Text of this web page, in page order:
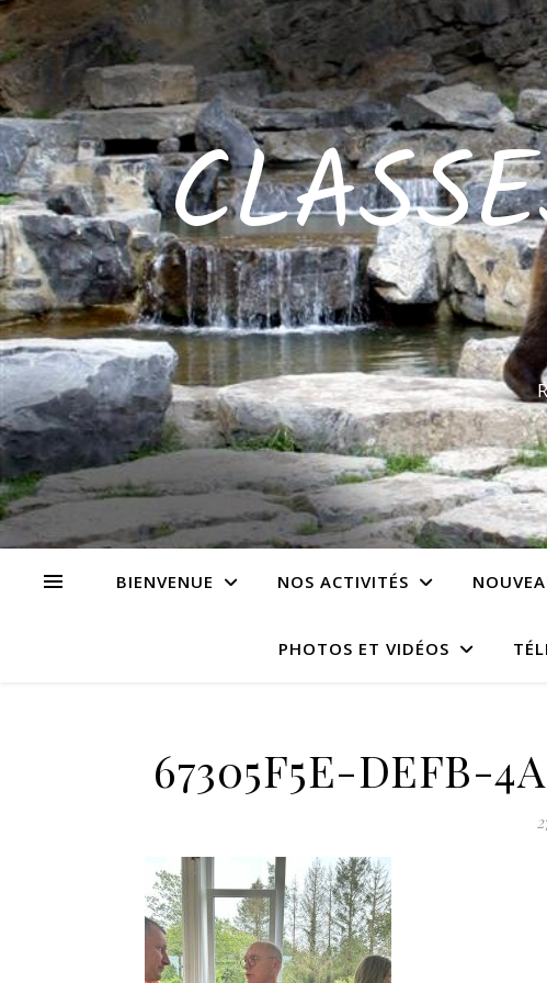
BIENVENUE NOS ACTIVITÉS
PHOTOS ET VIDÉOS
67305F5E-DEFB-